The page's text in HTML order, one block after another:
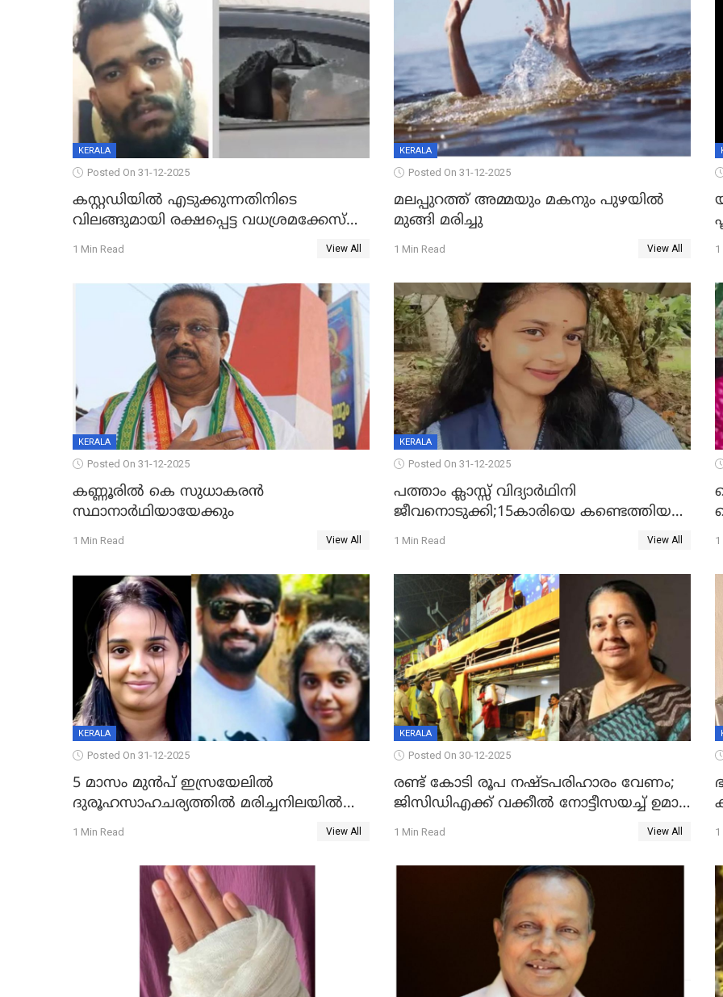
KERALA
Posted On 31-12-2025
കസ്റ്റഡിയിൽ എടുക്കുന്നതിനിടെ
വിലങ്ങുമായി രക്ഷപ്പെട്ട വധശ്രമക്കേസ്
പ്രതി പിടിയിൽ
1 Min Read View All
KERALA
Posted On 31-12-2025
മലപ്പുറത്ത് അമ്മയും മകനും പുഴയിൽ
മുങ്ങി മരിച്ചു
1 Min Read View All 1
KERALA
Posted On 31-12-2025
കണ്ണൂരിൽ കെ സുധാകരൻ
സ്ഥാനാർഥിയായേക്കും
1 Min Read View All
KERALA
Posted On 31-12-2025
പത്താം ക്ലാസ്സ് വിദ്യാര്‍ഥിനി
ജീവനൊടുക്കി;15കാരിയെ കണ്ടെത്തിയത്
കിടപ്പുമുറിയില്‍ തൂങ്ങി മരിച്ച നിലയിൽ
1 Min Read View All 1
KERALA
Posted On 31-12-2025
5 മാസം മുൻപ് ഇസ്രയേലിൽ
ദുരൂഹസാഹചര്യത്തിൽ മരിച്ചനിലയിൽ
കണ്ടെത്തിയ മലയാളി യുവാവിന്റെ
1 Min Read View All
KERALA
Posted On 30-12-2025
രണ്ട് കോടി രൂപ നഷ്ടപരിഹാരം വേണം;
ജിസിഡിഎക്ക് വക്കീൽ നോട്ടീസയച്ച് ഉമാ
തോമസ്
1 Min Read View All 1